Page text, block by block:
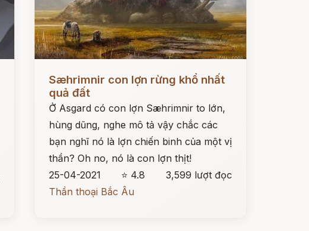
Sæhrimnir con lợn rừng khổ nhất
quả đất
Ở Asgard có con lợn Sæhrimnir to lớn,
hùng dũng, nghe mô tả vậy chắc các
bạn nghĩ nó là lợn chiến binh của một vị
thần? Oh no, nó là con lợn thịt!
25-04-2021
⭐ 4.8
3,599 lượt đọc
Thần thoại Bắc Âu